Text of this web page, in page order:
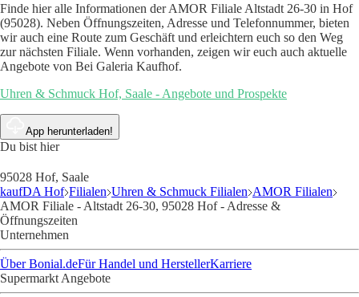
Finde hier alle Informationen der AMOR Filiale Altstadt 26-30 in Hof
(95028). Neben Öffnungszeiten, Adresse und Telefonnummer, bieten
wir auch eine Route zum Geschäft und erleichtern euch so den Weg
zur nächsten Filiale. Wenn vorhanden, zeigen wir euch auch aktuelle
Angebote von Bei Galeria Kaufhof.
Uhren & Schmuck Hof, Saale - Angebote und Prospekte
App herunterladen!
Du bist hier
95028 Hof, Saale
kaufDA Hof Filialen Uhren & Schmuck Filialen AMOR Filialen
AMOR Filiale - Altstadt 26-30, 95028 Hof - Adresse &
Öffnungszeiten
Unternehmen
Über Bonial.deFür Handel und HerstellerKarriere
Supermarkt Angebote